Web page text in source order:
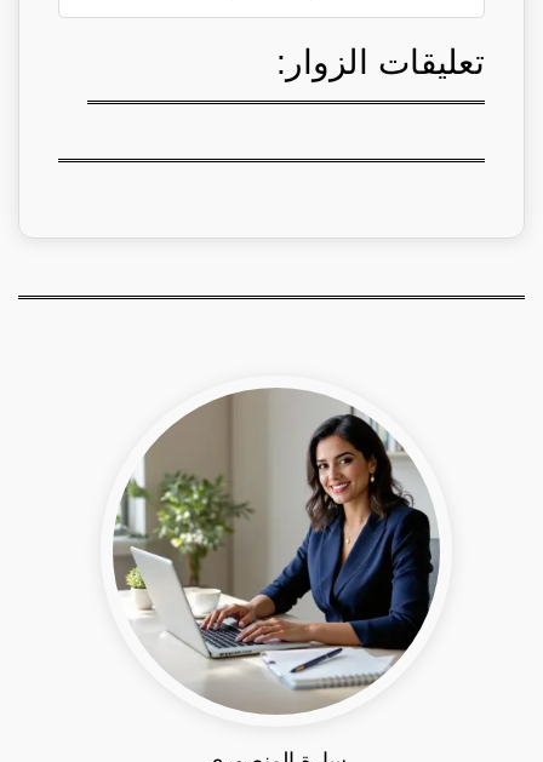
تعليقات الزوار: